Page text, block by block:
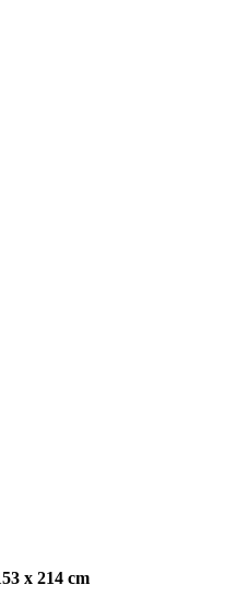
x 214 cm